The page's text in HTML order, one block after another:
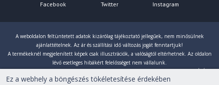
Facebook
Twitter Instagram
A weboldalon feltüntetett adatok kizárólag tájékoztató jellegűek, nem minősülnek
ajánlattételnek. Az ár és szállítási idő változás jogát fenntartjuk!
A termékeknél megjelenített képek csak illusztrációk, a valóságtól eltérhetnek. Az oldalon
lévő esetleges hibákért felelősséget nem vállalunk.
számoljuk!
Ez a webhely a böngészés tökéletesítése érdekében